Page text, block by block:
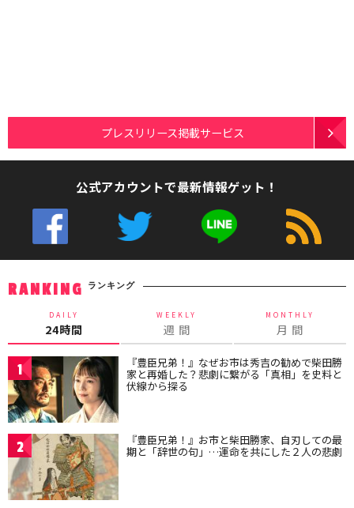
プレスリリース掲載サービス
公式アカウントで最新情報ゲット！
RANKING ランキング
DAILY
24時間
WEEKLY
週 間
MONTHLY
月 間
1 『豊臣兄弟！』なぜお市は秀吉の勧めで柴田勝
家と再婚した？悲劇に繋がる「真相」を史料と
伏線から探る
2 『豊臣兄弟！』お市と柴田勝家、自刃しての最
期と「辞世の句」…運命を共にした２人の悲劇